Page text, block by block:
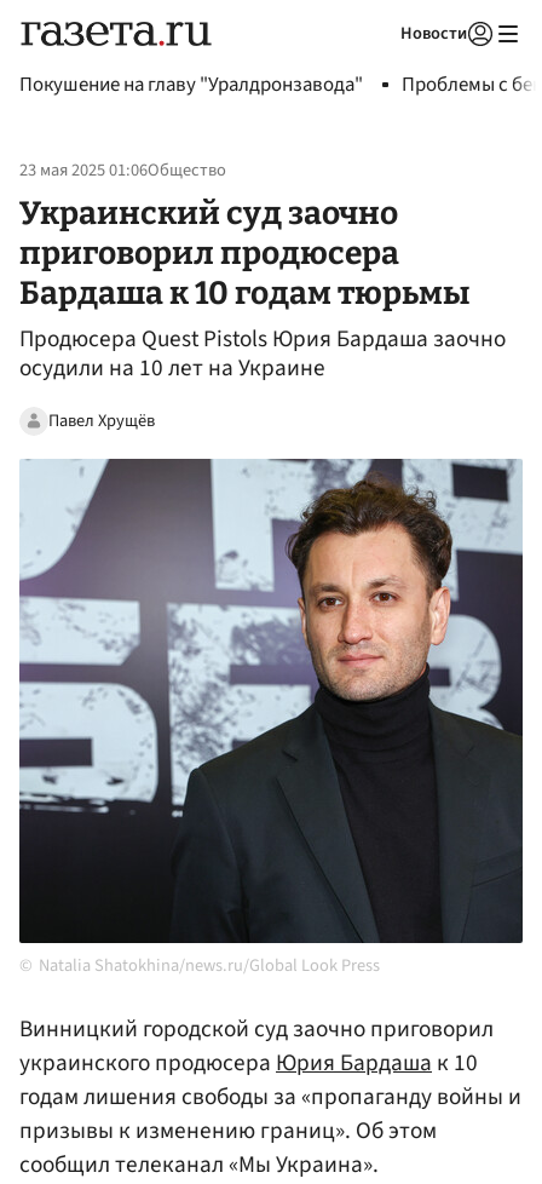
Новости
Покушение на главу "Уралдронзавода" Проблемы с
23 мая 2025 01:06Общество
Украинский суд заочно
приговорил продюсера
Бардаша к 10 годам тюрьмы
Продюсера Quest Pistols Юрия Бардаша заочно
осудили на 10 лет на Украине
Павел Хрущёв
Natalia Shatokhina/news.ru/Global Look Press
Винницкий городской суд заочно приговорил
украинского продюсераЮрия Бардашак 10
годам лишения свободы за «пропаганду войны и
призывы к изменению границ». Об этом
сообщил телеканал «Мы Украина».